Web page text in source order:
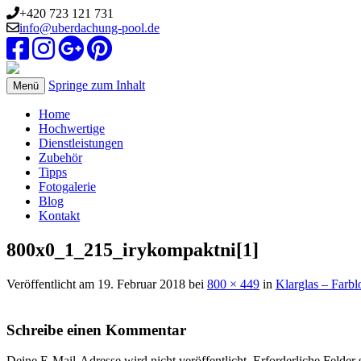
+420 723 121 731
info@uberdachung-pool.de
Menü Springe zum Inhalt
Home
Hochwertige
Dienstleistungen
Zubehör
Tipps
Fotogalerie
Blog
Kontakt
800x0_1_215_irykompaktni[1]
Veröffentlicht am 19. Februar 2018 bei 800 × 449 in Klarglas –
Schreibe einen Kommentar